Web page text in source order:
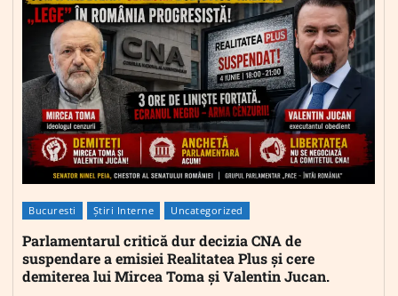
Bucuresti Știri Interne Uncategorized
Parlamentarul critică dur decizia CNA de
suspendare a emisiei Realitatea Plus și cere
demiterea lui Mircea Toma și Valentin Jucan.